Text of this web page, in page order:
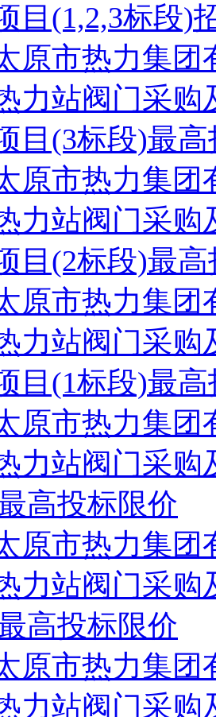
目(1,2,3标段)
原市热力集
力站阀门采购
目(3标段)最
原市热力集
力站阀门采购
目(2标段)最
原市热力集
力站阀门采购
目(1标段)最
原市热力集
力站阀门采购
高投标限价
原市热力集
力站阀门采购
高投标限价
原市热力集
力站阀门采购